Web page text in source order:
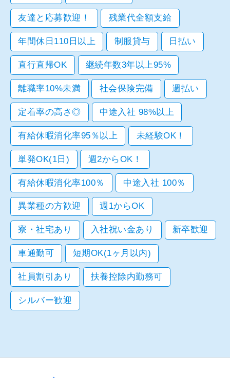
友達と応募歓迎！ 残業代全額支給
年間休日110日以上 制服貸与 日払い
直行直帰OK 継続年数3年以上95%
離職率10%未満 社会保険完備 週払い
定着率の高さ◎ 中途入社 98%以上
有給休暇消化率95％以上 未経験OK！
単発OK(1日) 週2からOK！
有給休暇消化率100％ 中途入社 100％
異業種の方歓迎 週1からOK
寮・社宅あり 入社祝い金あり 新卒歓迎
車通勤可 短期OK(1ヶ月以内)
社員割引あり 扶養控除内勤務可
シルバー歓迎